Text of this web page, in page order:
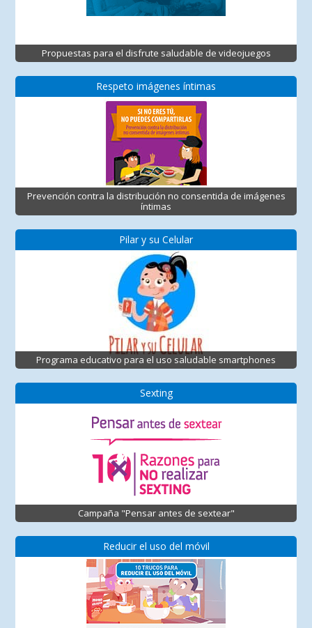
Propuestas para el disfrute saludable de videojuegos
Respeto imágenes íntimas
Prevención contra la distribución no consentida de imágenes
íntimas
Pilar y su Celular
Programa educativo para el uso saludable smartphones
Sexting
Campaña "Pensar antes de sextear"
Reducir el uso del móvil